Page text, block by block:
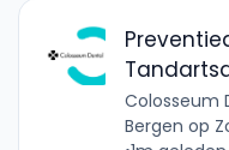
Colosseum
Bergen op